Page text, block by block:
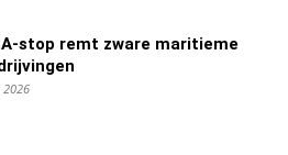
stop remt zware maritieme